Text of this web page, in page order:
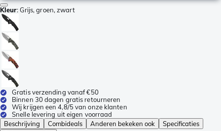
Kleur:Grijs, groen, zwart
Gratis verzending vanaf €50
Binnen 30 dagen gratis retourneren
Wij krijgen een 4,8/5 van onze klanten
Snelle levering uit eigen voorraad
Beschrijving
Combideals Anderen bekeken ook
Specificaties